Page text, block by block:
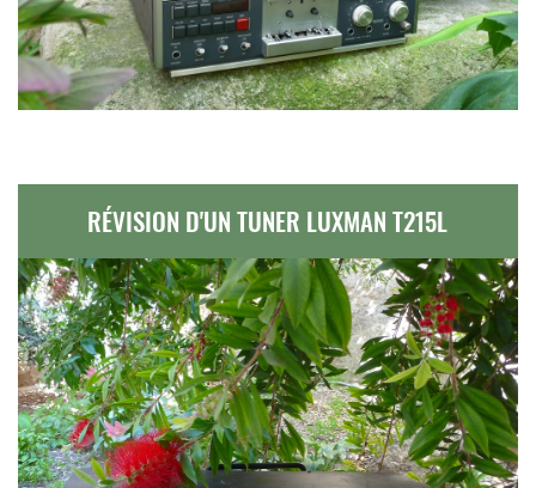
RÉVISION D'UN TUNER LUXMAN T215L